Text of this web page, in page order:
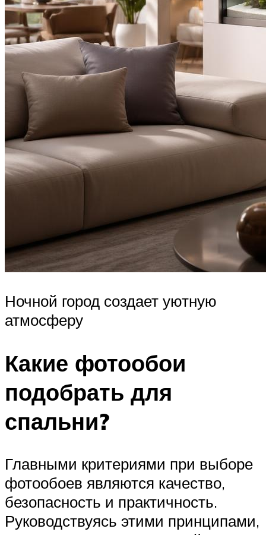
Ночной город создает уютную
атмосферу
Какие фотообои
подобрать для
спальни?
Главными критериями при выборе
фотообоев являются качество,
безопасность и практичность.
Руководствуясь этими принципами,